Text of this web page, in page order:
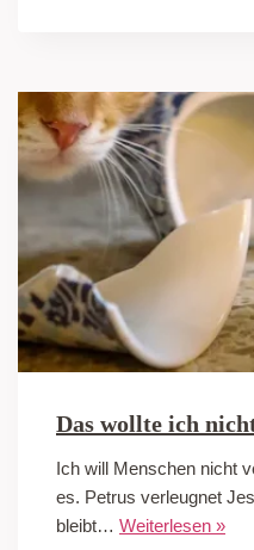
Das wollte ich
Ich will Menschen nicht
es. Petrus verleugnet
bleibt… Weiterlesen »